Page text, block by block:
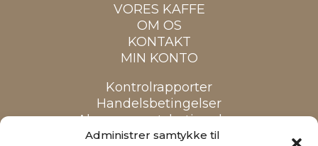
Administrer samtykke til
VORES KAFFE
OM OS
KONTAKT
MIN KONTO
Kontrolrapporter
Handelsbetingelser
Abonnementsbetingelser
Cookiepolitik